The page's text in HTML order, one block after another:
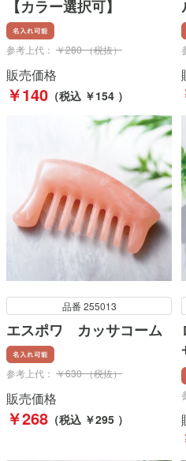
【カラー選択可】
参考上代： ￥280 （税抜）
販売価格
￥140 （税込 ￥154 ）
品番 255013
エスポワ カッサコーム
参考上代： ￥630 （税抜）
販売価格
￥268 （税込 ￥295 ）